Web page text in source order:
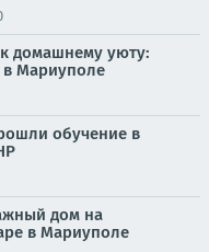
домашнему уюту:
в Мариуполе
обучение в
дом на
в Мариуполе